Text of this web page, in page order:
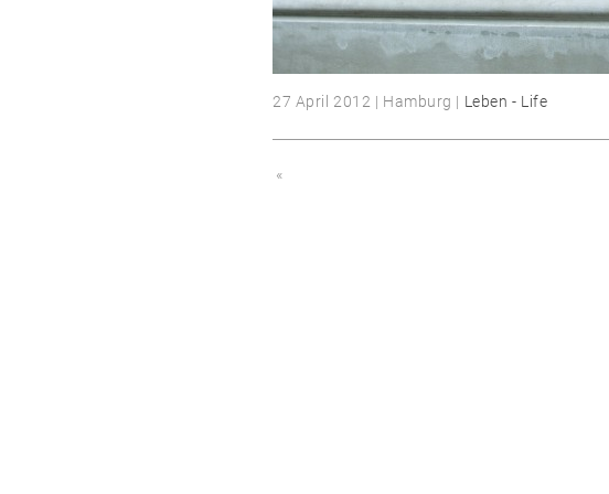
27 April 2012 | Hamburg | Leben - Life
«